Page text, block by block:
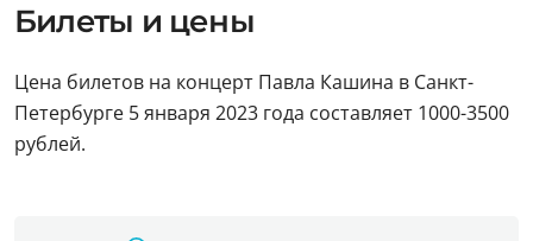
Билеты и цены
Цена билетов на концерт Павла Кашина в Санкт-
Петербурге 5 января 2023 года составляет 1000-3500
рублей.